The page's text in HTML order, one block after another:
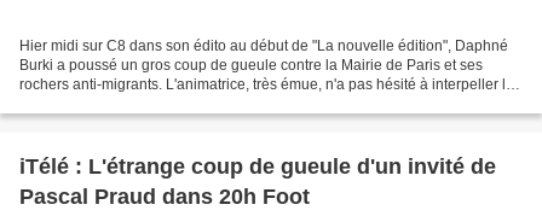
Hier midi sur C8 dans son édito au début de "La nouvelle édition", Daphné
Burki a poussé un gros coup de gueule contre la Mairie de Paris et ses
rochers anti-migrants. L'animatrice, très émue, n'a pas hésité à interpeller les
iTélé : L'étrange coup de gueule d'un invité de
Pascal Praud dans 20h Foot